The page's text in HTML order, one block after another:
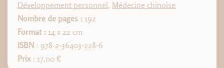
Développement personnel , Médecine chinoise
Nombre de pages : 192
Format : 14 x 22 cm
ISBN : 978-2-36403-228-6
Prix: 17,00 €